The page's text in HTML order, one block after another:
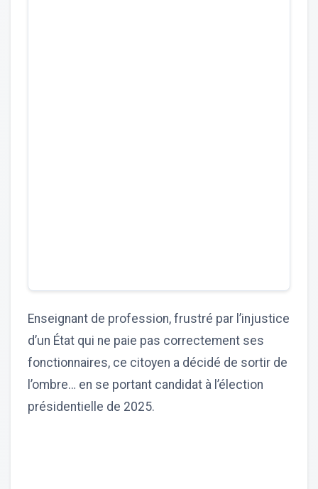
Enseignant de profession, frustré par l’injustice
d’un État qui ne paie pas correctement ses
fonctionnaires, ce citoyen a décidé de sortir de
l’ombre… en se portant candidat à l’élection
présidentielle de 2025.